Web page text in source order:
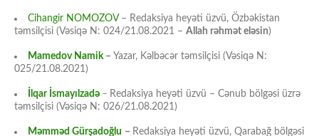
Cihangir NOMOZOV– Redaksiya heyəti üzvü, Özbəkistan
təmsilçisi (Vəsiqə N: 024/21.08.2021 – Allah rəhmət eləsin)
Mamedov Namik– Yazar, Kəlbəcər təmsilçisi (Vəsiqə N:
025/21.08.2021)
İlqar İsmayılzadə – Redaksiya heyəti üzvü – Cənub bölgəsi üzrə
təmsilçisi (Vəsiqə N: 026/21.08.2021)
Məmməd Gürşadoğlu – Redaksiya heyəti üzvü, Qarabağ bölgəsi